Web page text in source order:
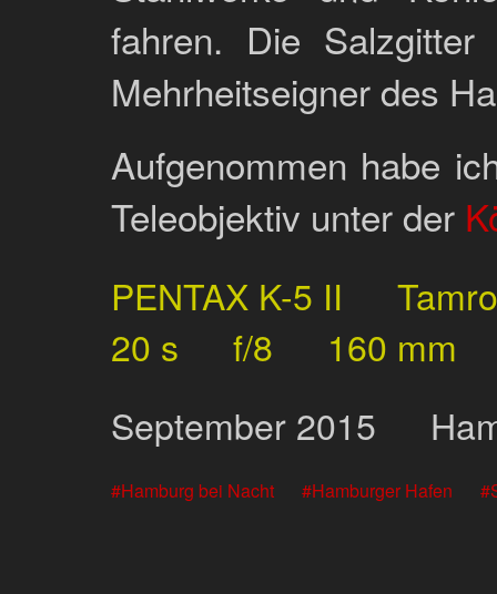
fahren. Die
Mehrheitseigner des
Aufgenommen habe
Teleobjektiv unter der
PENTAX K-5 II
20 s
f/8
160 mm
September 2015
Hamburg bei Nacht Hamburger Hafen